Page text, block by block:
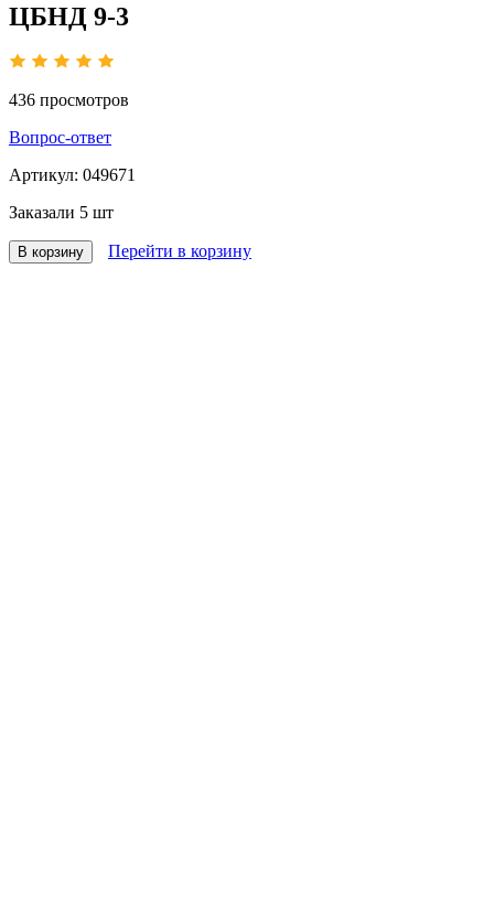
ЦБНД 9-3
436 просмотров
Вопрос-ответ
Артикул: 049671
Заказали 5 шт
В корзину Перейти в корзину